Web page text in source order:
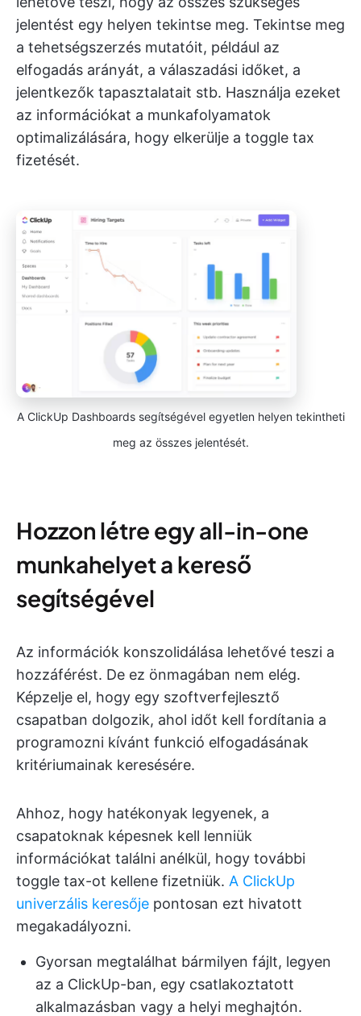
jelentést egy helyen tekintse meg. Tekintse meg
a tehetségszerzés mutatóit, például az
elfogadás arányát, a válaszadási időket, a
jelentkezők tapasztalatait stb. Használja ezeket
az információkat a munkafolyamatok
optimalizálására, hogy elkerülje a toggle tax
fizetését.
A ClickUp Dashboards segítségével egyetlen helyen tekintheti
meg az összes jelentését.
Hozzon létre egy all-in-one
munkahelyet a kereső
segítségével
Az információk konszolidálása lehetővé teszi a
hozzáférést. De ez önmagában nem elég.
Képzelje el, hogy egy szoftverfejlesztő
csapatban dolgozik, ahol időt kell fordítania a
programozni kívánt funkció elfogadásának
kritériumainak keresésére.
Ahhoz, hogy hatékonyak legyenek, a
csapatoknak képesnek kell lenniük
információkat találni anélkül, hogy további
toggle tax-ot kellene fizetniük. A ClickUp
univerzális keresője pontosan ezt hivatott
megakadályozni.
Gyorsan megtalálhat bármilyen fájlt, legyen
az a ClickUp-ban, egy csatlakoztatott
alkalmazásban vagy a helyi meghajtón.